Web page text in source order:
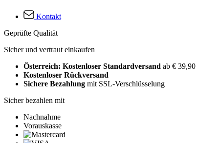
Kontakt
Geprüfte Qualität
Sicher und vertraut einkaufen
Österreich: Kostenloser Standardversand ab € 39,90
Kostenloser Rückversand
Sichere Bezahlung mit SSL-Verschlüsselung
Sicher bezahlen mit
Nachnahme
Vorauskasse